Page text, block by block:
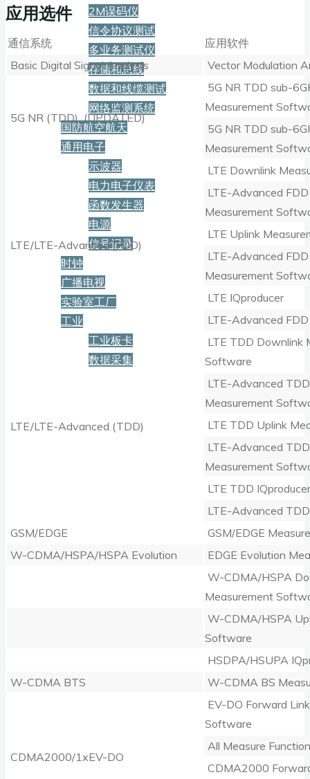
2M误码仪
信令协议测试
多业务测试仪
存储和总线
数据和线缆测试
网络监测系统
国防航空航天
通用电子
示波器
电力电子仪表
函数发生器
电源
信号记录
时钟
广播电视
实验室工厂
工业
工业板卡
数据采集
博客
应用选件
通信系统
应用软件
Basic Digital Signal Analysis
Vector Modulation
5G NR (TDD) (UPDATED)
5G NR TDD sub-
Measurement
5G NR TDD sub-
Measurement
LTE/LTE-Advanced (FDD)
LTE Downlink
LTE-Advanced
Measurement
LTE Uplink
LTE-Advanced
Measurement
LTE IQproducer
LTE-Advanced
LTE/LTE-Advanced (TDD)
LTE TDD Downlink
Software
LTE-Advanced
Measurement
LTE TDD Uplink
LTE-Advanced
Measurement
LTE TDD IQproducer
LTE-Advanced
GSM/EDGE
GSM/EDGE
W-CDMA/HSPA/HSPA Evolution
EDGE Evolution
W-CDMA/HSPA
Measurement
W-CDMA/HSPA
Software
HSDPA/HSUPA
W-CDMA BTS
W-CDMA BS
CDMA2000/1xEV-DO
EV-DO Forward
Software
All Measure Function
CDMA2000